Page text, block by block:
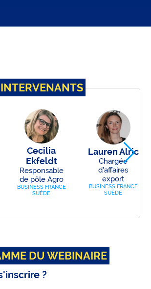
INTERVENANTS
Cecilia
Ekfeldt
Responsable
de pôle Agro
BUSINESS FRANCE
SUÈDE
Lauren Alric
Chargée
d'affaires
export
BUSINESS FRANCE
SUÈDE
DU WEBINAIRE
?